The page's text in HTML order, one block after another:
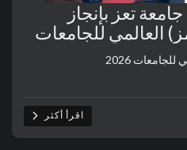
تعز بإنجاز
العالمي للجامعات
2026
اقرأ أكثر